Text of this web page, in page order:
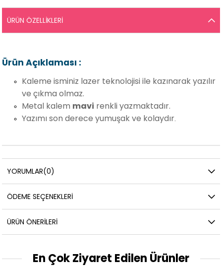
ÜRÜN ÖZELLIKLERI
Ürün Açıklaması :
Kaleme isminiz lazer teknolojisi ile kazınarak yazılır
ve çıkma olmaz.
Metal kalem mavi renkli yazmaktadır.
Yazımı son derece yumuşak ve kolaydır.
YORUMLAR(0)
ÖDEME SEÇENEKLERI
ÜRÜN ÖNERILERI
En Çok Ziyaret Edilen Ürünler